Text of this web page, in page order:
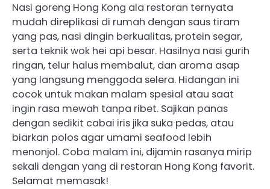
Nasi goreng Hong Kong ala restoran ternyata
mudah direplikasi di rumah dengan saus tiram
yang pas, nasi dingin berkualitas, protein segar,
serta teknik wok hei api besar. Hasilnya nasi gurih
ringan, telur halus membalut, dan aroma asap
yang langsung menggoda selera. Hidangan ini
cocok untuk makan malam spesial atau saat
ingin rasa mewah tanpa ribet. Sajikan panas
dengan sedikit cabai iris jika suka pedas, atau
biarkan polos agar umami seafood lebih
menonjol. Coba malam ini, dijamin rasanya mirip
sekali dengan yang di restoran Hong Kong favorit.
Selamat memasak!